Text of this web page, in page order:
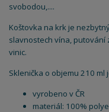
svobodou,....
Koštovka na krk je
slavnostech vína, putování
vinic.
Sklenička o objemu 210 ml
vyrobeno v ČR
materiál: 100%